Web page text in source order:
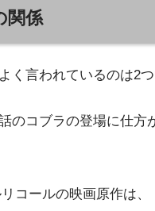
関係
く言われているのは2つ
のコブラの登場に仕方
コールの映画原作は